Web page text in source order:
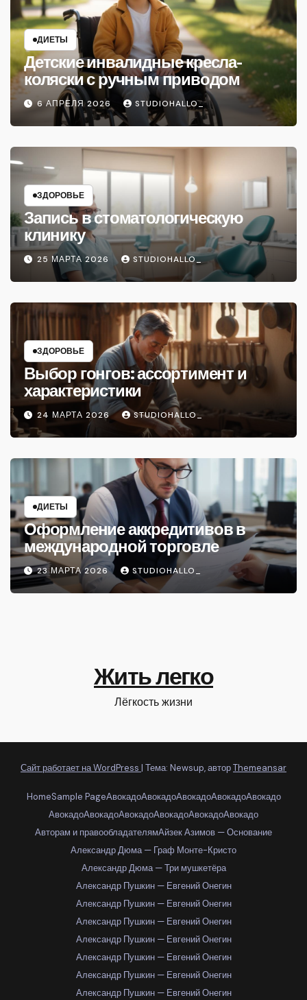
ДИЕТЫ
Детские инвалидные кресла-
коляски с ручным приводом
6 АПРЕЛЯ 2026 STUDIOHALLO_
ЗДОРОВЬЕ
Запись в стоматологическую
клинику
25 МАРТА 2026 STUDIOHALLO_
ЗДОРОВЬЕ
Выбор гонгов: ассортимент и
характеристики
24 МАРТА 2026 STUDIOHALLO_
ДИЕТЫ
Оформление аккредитивов в
международной торговле
23 МАРТА 2026 STUDIOHALLO_
Жить легко
Лёгкость жизни
Сайт работает на WordPress | Тема: Newsup, авторThemeansar
HomeSample PageАвокадоАвокадоАвокадоАвокадоАвокадо
АвокадоАвокадоАвокадоАвокадоАвокадоАвокадо
Авторам и правообладателямАйзек Азимов — Основание
Александр Дюма — Граф Монте-Кристо
Александр Дюма — Три мушкетёра
Александр Пушкин — Евгений Онегин
Александр Пушкин — Евгений Онегин
Александр Пушкин — Евгений Онегин
Александр Пушкин — Евгений Онегин
Александр Пушкин — Евгений Онегин
Александр Пушкин — Евгений Онегин
Александр Пушкин — Евгений Онегин